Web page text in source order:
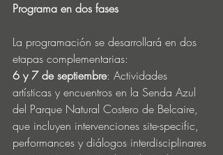
Programa en dos fases
La programación se desarrollará en dos
etapas complementarias:
6 y 7 de septiembre: Actividades
artísticas y encuentros en la Senda Azul
del Parque Natural Costero de Belcaire,
que incluyen intervenciones site-specific,
performances y diálogos interdisciplinares